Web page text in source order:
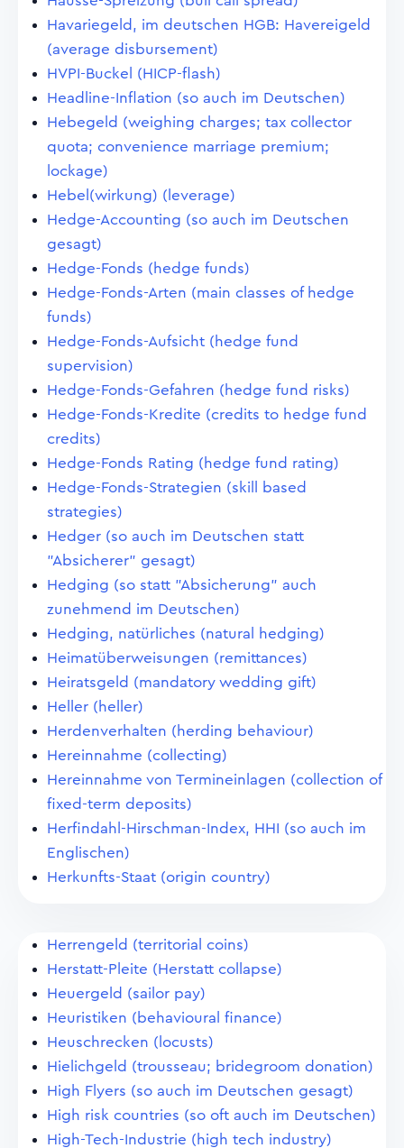
Havariegeld, im deutschen HGB: Havereigeld
(average disbursement)
HVPI-Buckel (HICP-flash)
Headline-Inflation (so auch im Deutschen)
Hebegeld (weighing charges; tax collector
quota; convenience marriage premium;
lockage)
Hebel(wirkung) (leverage)
Hedge-Accounting (so auch im Deutschen
gesagt)
Hedge-Fonds (hedge funds)
Hedge-Fonds-Arten (main classes of hedge
funds)
Hedge-Fonds-Aufsicht (hedge fund
supervision)
Hedge-Fonds-Gefahren (hedge fund risks)
Hedge-Fonds-Kredite (credits to hedge fund
credits)
Hedge-Fonds Rating (hedge fund rating)
Hedge-Fonds-Strategien (skill based
strategies)
Hedger (so auch im Deutschen statt
"Absicherer" gesagt)
Hedging (so statt "Absicherung" auch
zunehmend im Deutschen)
Hedging, natürliches (natural hedging)
Heimatüberweisungen (remittances)
Heiratsgeld (mandatory wedding gift)
Heller (heller)
Herdenverhalten (herding behaviour)
Hereinnahme (collecting)
Hereinnahme von Termineinlagen (collection of
fixed-term deposits)
Herfindahl-Hirschman-Index, HHI (so auch im
Englischen)
Herkunfts-Staat (origin country)
Herrengeld (territorial coins)
Herstatt-Pleite (Herstatt collapse)
Heuergeld (sailor pay)
Heuristiken (behavioural finance)
Heuschrecken (locusts)
Hielichgeld (trousseau; bridegroom donation)
High Flyers (so auch im Deutschen gesagt)
High risk countries (so oft auch im Deutschen)
High-Tech-Industrie (high tech industry)